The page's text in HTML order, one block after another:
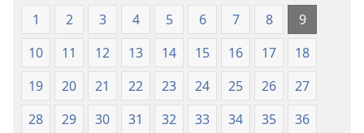
1 2 3 4 5 6 7 8
9
10
11 12 13 14 15 16 17
18
19
20 21 22 23 24 25 26
27
28
29 30 31 32 33 34 35
36